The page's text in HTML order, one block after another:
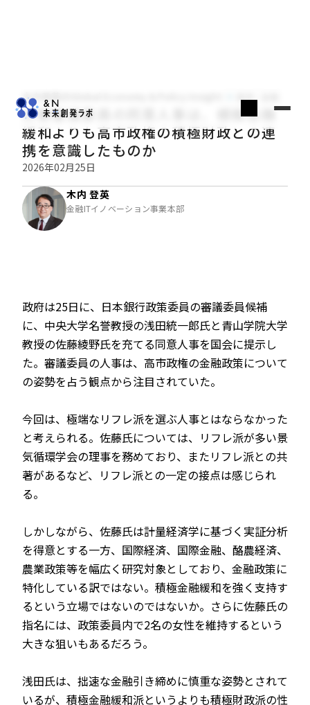
JP EN
木内登英のGlobal Economy & Policy Insight
日銀審議委員の同意人事は、積極金融
緩和よりも高市政権の積極財政との連
携を意識したものか
2026年02月25日
木内 登英
金融ITイノベーション事業本部
政府は25日に、日本銀行政策委員の審議委員候補
に、中央大学名誉教授の浅田統一郎氏と青山学院大学
教授の佐藤綾野氏を充てる同意人事を国会に提示し
た。審議委員の人事は、高市政権の金融政策について
の姿勢を占う観点から注目されていた。
今回は、極端なリフレ派を選ぶ人事とはならなかった
と考えられる。佐藤氏については、リフレ派が多い景
気循環学会の理事を務めており、またリフレ派との共
著があるなど、リフレ派との一定の接点は感じられ
る。
しかしながら、佐藤氏は計量経済学に基づく実証分析
を得意とする一方、国際経済、国際金融、酪農経済、
農業政策等を幅広く研究対象としており、金融政策に
特化している訳ではない。積極金融緩和を強く支持す
るという立場ではないのではないか。さらに佐藤氏の
指名には、政策委員内で2名の女性を維持するという
大きな狙いもあるだろう。
浅田氏は、拙速な金融引き締めに慎重な姿勢とされて
いるが、積極金融緩和派というよりも積極財政派の性